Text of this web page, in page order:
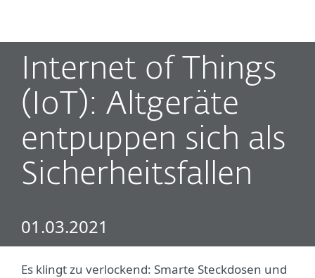
Internet of Things
(IoT): Altgeräte
entpuppen sich als
Sicherheitsfallen
01.03.2021
Es klingt zu verlockend: Smarte Steckdosen und